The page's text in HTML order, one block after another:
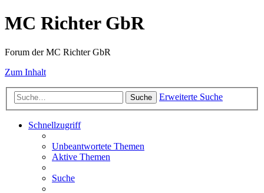
MC Richter GbR
Forum der MC Richter GbR
Zum Inhalt
Suche Erweiterte Suche
Schnellzugriff
Unbeantwortete Themen
Aktive Themen
Suche